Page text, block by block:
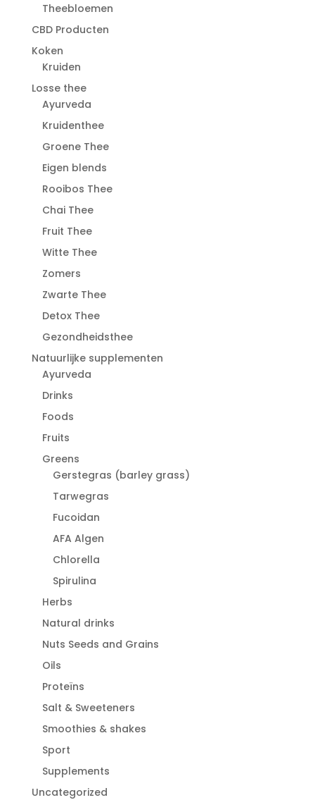
Theebloemen
CBD Producten
Koken
Kruiden
Losse thee
Ayurveda
Kruidenthee
Groene Thee
Eigen blends
Rooibos Thee
Chai Thee
Fruit Thee
Witte Thee
Zomers
Zwarte Thee
Detox Thee
Gezondheidsthee
Natuurlijke supplementen
Ayurveda
Drinks
Foods
Fruits
Greens
Gerstegras (barley grass)
Tarwegras
Fucoidan
AFA Algen
Chlorella
Spirulina
Herbs
Natural drinks
Nuts Seeds and Grains
Oils
Proteïns
Salt & Sweeteners
Smoothies & shakes
Sport
Supplements
Uncategorized